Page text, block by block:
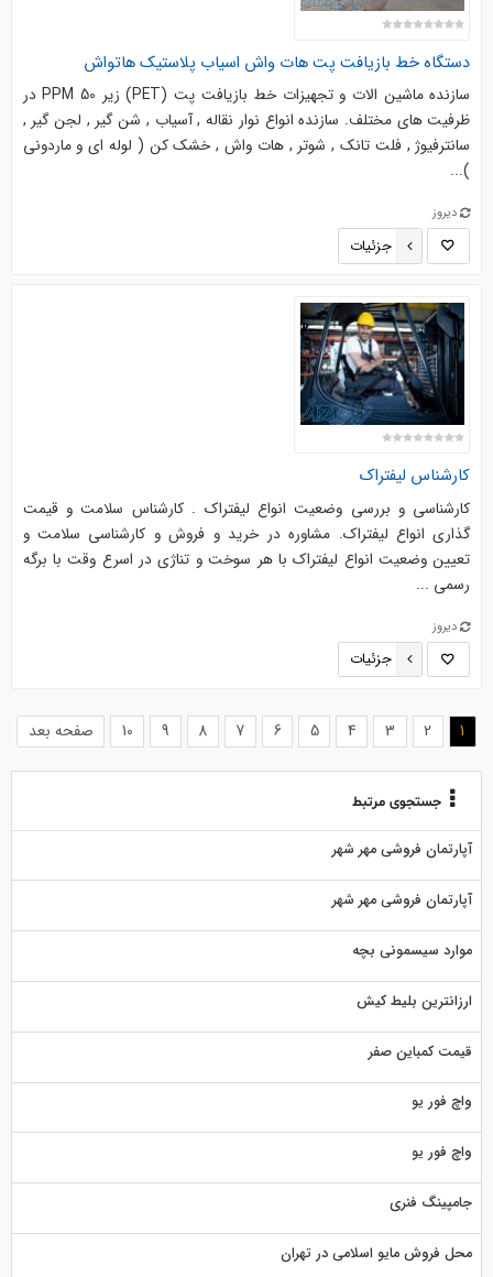
دستگاه خط بازیافت پت هات واش اسیاب پلاستیک هاتواش
سازنده ماشین الات و تجهیزات خط بازیافت پت (PET) زیر 50 PPM در
ظرفیت های مختلف. سازنده انواع نوار نقاله , آسیاب , شن گیر , لجن گیر ,
سانترفیوژ , فلت تانک , شوتر , هات واش , خشک کن ( لوله ای و ماردونی
)...
دیروز
جزئیات
کارشناس لیفتراک
کارشناسی و بررسی وضعیت انواع لیفتراک . کارشناس سلامت و قیمت
گذاری انواع لیفتراک. مشاوره در خرید و فروش و کارشناسی سلامت و
تعیین وضعیت انواع لیفتراک با هر سوخت و تناژی در اسرع وقت با برگه
رسمی ...
دیروز
جزئیات
1
(current)
2
3
4
5
6
7
8
9
10 صفحه بعد
جستجوی مرتبط
آپارتمان فروشی مهر شهر
آپارتمان فروشی مهر شهر
موارد سیسمونی بچه
ارزانترین بلیط کیش
قیمت کمباین صفر
واچ فور یو
واچ فور یو
جامپینگ فنری
محل فروش مایو اسلامی در تهران